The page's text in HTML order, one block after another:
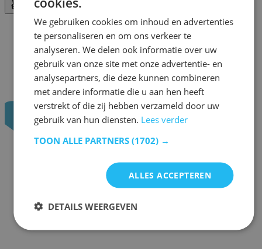
We gebruiken cookies om inhoud en advertenties
te personaliseren en om ons verkeer te
analyseren. We delen ook informatie over uw
gebruik van onze site met onze advertentie- en
analysepartners, die deze kunnen combineren
met andere informatie die u aan hen heeft
verstrekt of die zij hebben verzameld door uw
gebruik van hun diensten. Lees verder
TOON ALLE PARTNERS (1702) →
ALLES ACCEPTEREN
DETAILS WEERGEVEN